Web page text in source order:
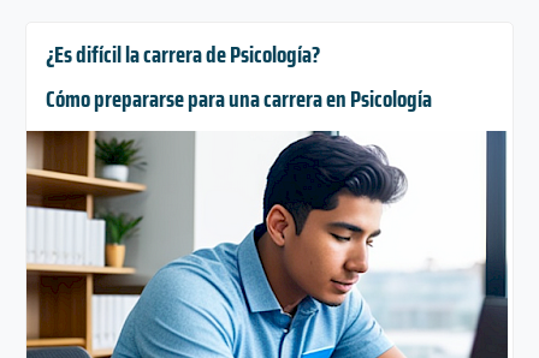
¿Es difícil la carrera de Psicología?
Cómo prepararse para una carrera en Psicología